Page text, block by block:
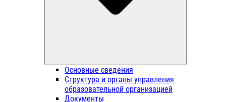
Основные сведения
Структура и органы управления
образовательной организацией
Документы